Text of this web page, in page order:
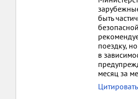
быть
поездку,
в
месяц за
Цитировать